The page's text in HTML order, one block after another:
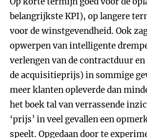
belangrijkste KPI), op langere
voor de winstgevendheid. Ook
opwerpen van intelligente
verlengen van de contractduur
de acquisitieprijs) in sommige
meer klanten opleverde dan
het boek tal van verrassende
‘prijs’ in veel gevallen een
speelt. Opgedaan door te